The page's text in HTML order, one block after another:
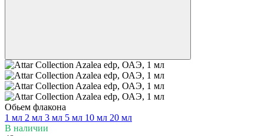
Обьем флакона
1 мл 2 мл 3 мл 5 мл 10 мл 20 мл
В наличии